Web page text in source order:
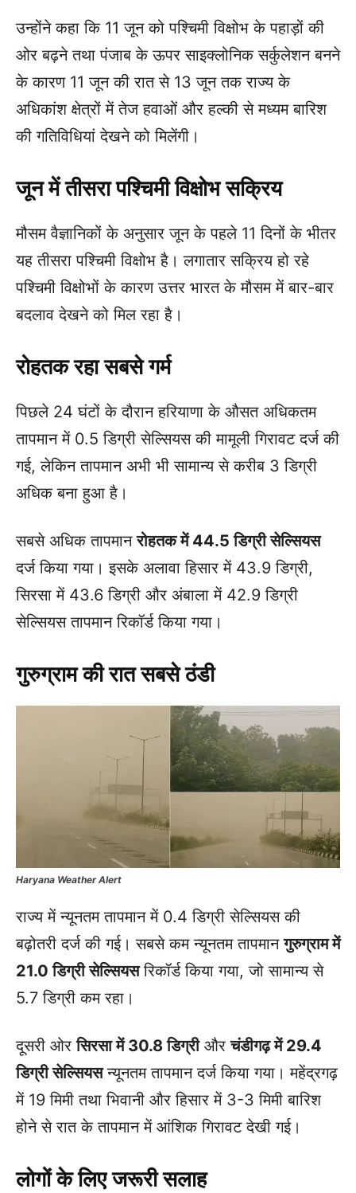
उन्होंने कहा कि 11 जून को पश्चिमी विक्षोभ के पहाड़ों की
ओर बढ़ने तथा पंजाब के ऊपर साइक्लोनिक सर्कुलेशन बनने
के कारण 11 जून की रात से 13 जून तक राज्य के
अधिकांश क्षेत्रों में तेज हवाओं और हल्की से मध्यम बारिश
की गतिविधियां देखने को मिलेंगी।
जून में तीसरा पश्चिमी विक्षोभ सक्रिय
मौसम वैज्ञानिकों के अनुसार जून के पहले 11 दिनों के भीतर
यह तीसरा पश्चिमी विक्षोभ है। लगातार सक्रिय हो रहे
पश्चिमी विक्षोभों के कारण उत्तर भारत के मौसम में बार-बार
बदलाव देखने को मिल रहा है।
रोहतक रहा सबसे गर्म
पिछले 24 घंटों के दौरान हरियाणा के औसत अधिकतम
तापमान में 0.5 डिग्री सेल्सियस की मामूली गिरावट दर्ज की
गई, लेकिन तापमान अभी भी सामान्य से करीब 3 डिग्री
अधिक बना हुआ है।
सबसे अधिक तापमानरोहतक में 44.5 डिग्री सेल्सियस
दर्ज किया गया। इसके अलावा हिसार में 43.9 डिग्री,
सिरसा में 43.6 डिग्री और अंबाला में 42.9 डिग्री
सेल्सियस तापमान रिकॉर्ड किया गया।
गुरुग्राम की रात सबसे ठंडी
Haryana Weather Alert
राज्य में न्यूनतम तापमान में 0.4 डिग्री सेल्सियस की
बढ़ोतरी दर्ज की गई। सबसे कम न्यूनतम तापमानगुरुग्राम में
21.0 डिग्री सेल्सियसरिकॉर्ड किया गया, जो सामान्य से
5.7 डिग्री कम रहा।
दूसरी ओरसिरसा में 30.8 डिग्रीऔरचंडीगढ़ में 29.4
डिग्री सेल्सियसन्यूनतम तापमान दर्ज किया गया। महेंद्रगढ़
में 19 मिमी तथा भिवानी और हिसार में 3-3 मिमी बारिश
होने से रात के तापमान में आंशिक गिरावट देखी गई।
लोगों के लिए जरूरी सलाह